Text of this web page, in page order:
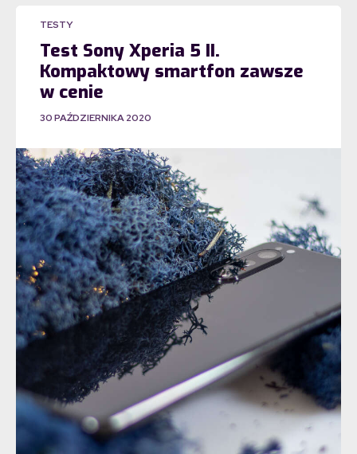
TESTY
Test Sony Xperia 5 II.
Kompaktowy smartfon zawsze
w cenie
30 PAŹDZIERNIKA 2020